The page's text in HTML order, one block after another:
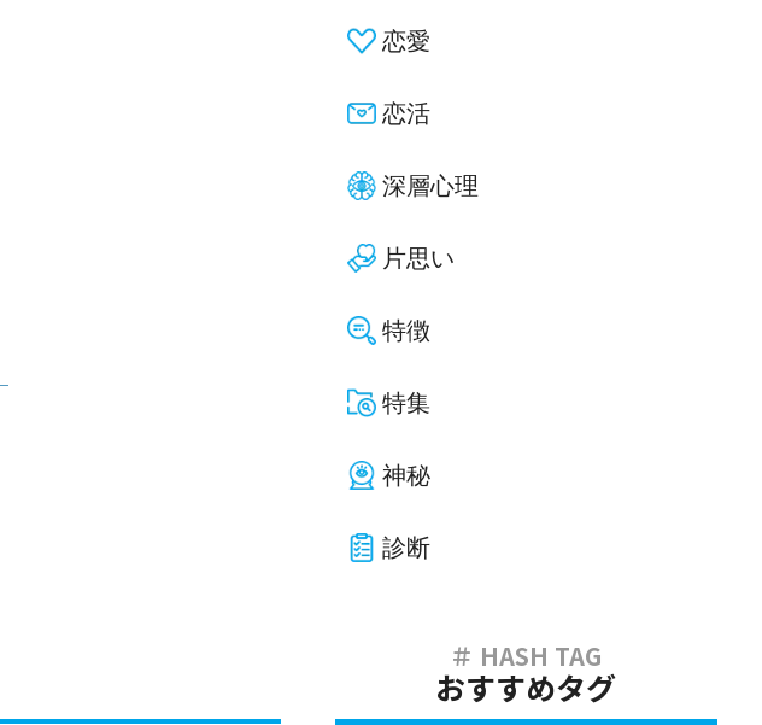
恋愛
恋活
深層心理
片思い
特徴
特集
神秘
診断
おすすめタグ